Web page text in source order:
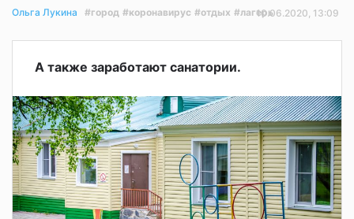
Ольга Лукина #город #коронавирус #отдых #лагерь10.06.2020, 13:09
А также заработают санатории.